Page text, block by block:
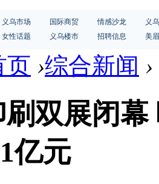
义乌市场 国际商贸 情感沙龙
义
女性话题 义乌楼市 招聘信息 美
页 ›综合新闻 ›
双展闭幕
亿元